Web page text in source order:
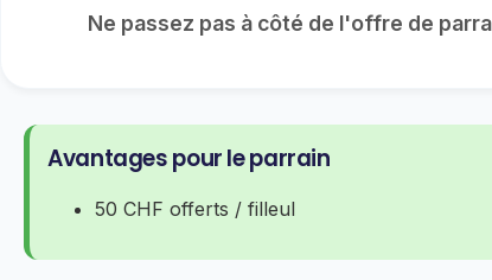
Ne passez pas à côté de l'offre de
Avantages pour le parrain
50 CHF offerts / filleul